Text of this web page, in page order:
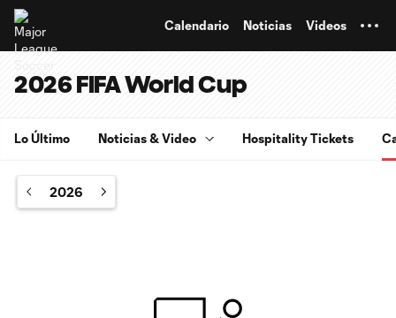
Calendario Noticias Videos
2026 FIFA World Cup
Lo Último Noticias & Video Hospitality Tickets
2026